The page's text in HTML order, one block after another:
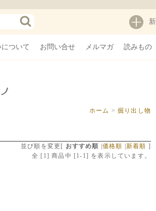
ついて お問い合せ メルマガ 読みもの
ホーム > 掘り出し物
並び順を変更 [ おすすめ順 価格順 新着順 ]
全 [ 1] 商品中 [1- 1] を表示しています。